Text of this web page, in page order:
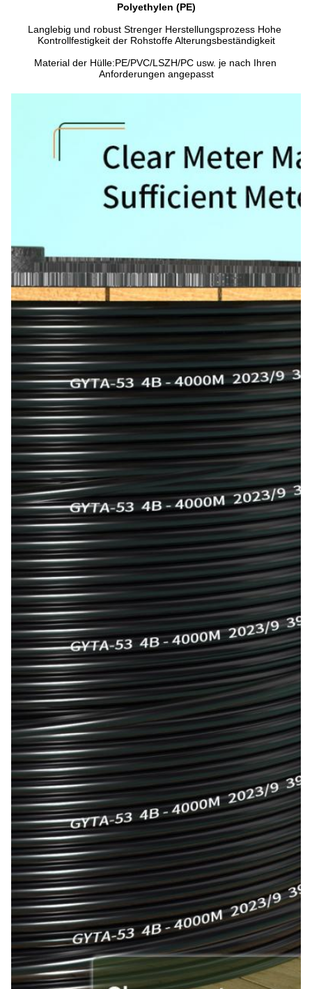
Polyethylen (PE)
Langlebig und robust Strenger Herstellungsprozess Hohe
Kontrollfestigkeit der Rohstoffe Alterungsbeständigkeit
Material der Hülle:PE/PVC/LSZH/PC usw. je nach Ihren
Anforderungen angepasst